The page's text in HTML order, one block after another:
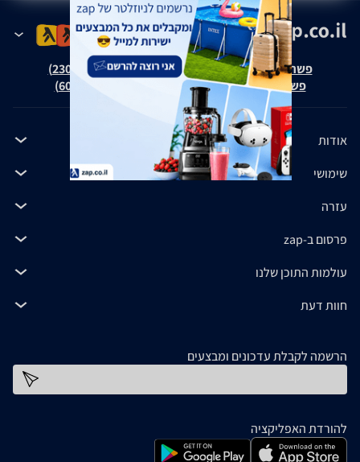
פשרה בת"צ אבנצ'יק נ' זאפ גרופ (ת"צ 23008-08-20)
פשרה בת"צ כהנים נ' זאפ גרופ (ת"צ 60371-12-19)
אודות
שימושי
עזרה
פרסום ב-zap
עולמות התוכן שלנו
חוות דעת
הרשמה לקבלת עדכונים ומבצעים
להורדת האפליקציה